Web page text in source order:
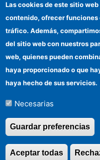
IH
CSIC Electronic Office
Information for suppliers
Funding entities
Location
©Copyright 2026 Todos
reservados
Las cookies de este sitio
contenido, ofrecer funciones
tráfico. Además,
del sitio web con nuestros
web, quienes pueden
haya proporcionado o que
haya hecho de sus servicios.
Necesarias
Guardar preferencias
Aceptar todas